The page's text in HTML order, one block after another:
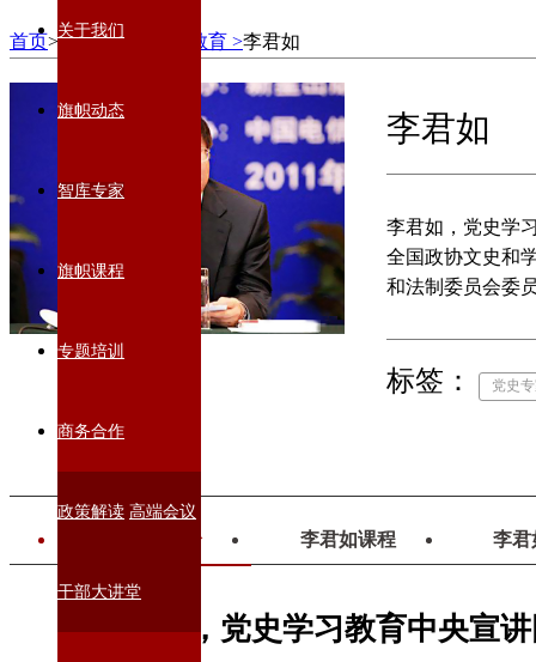
关于我们
旗帜动态
智库专家
旗帜课程
专题培训
商务合作
政策解读 高端会议
干部大讲堂
首页>智库专家> 党性教育 >李君如
李君如
李君如，党史学
全国政协文史和
和法制委员会委
研究中心主任、
中央党校副校长
标签： 党史
李君如简介 李君如课程 李君
李君如，党史学习教育中央宣